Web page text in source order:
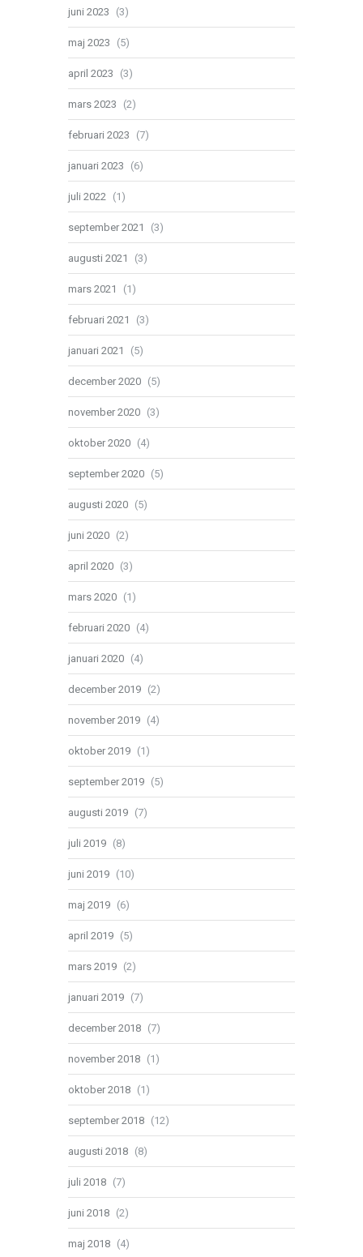
juni 2023 (3)
maj 2023 (5)
april 2023 (3)
mars 2023 (2)
februari 2023 (7)
januari 2023 (6)
juli 2022 (1)
september 2021 (3)
augusti 2021 (3)
mars 2021 (1)
februari 2021 (3)
januari 2021 (5)
december 2020 (5)
november 2020 (3)
oktober 2020 (4)
september 2020 (5)
augusti 2020 (5)
juni 2020 (2)
april 2020 (3)
mars 2020 (1)
februari 2020 (4)
januari 2020 (4)
december 2019 (2)
november 2019 (4)
oktober 2019 (1)
september 2019 (5)
augusti 2019 (7)
juli 2019 (8)
juni 2019 (10)
maj 2019 (6)
april 2019 (5)
mars 2019 (2)
januari 2019 (7)
december 2018 (7)
november 2018 (1)
oktober 2018 (1)
september 2018 (12)
augusti 2018 (8)
juli 2018 (7)
juni 2018 (2)
maj 2018 (4)